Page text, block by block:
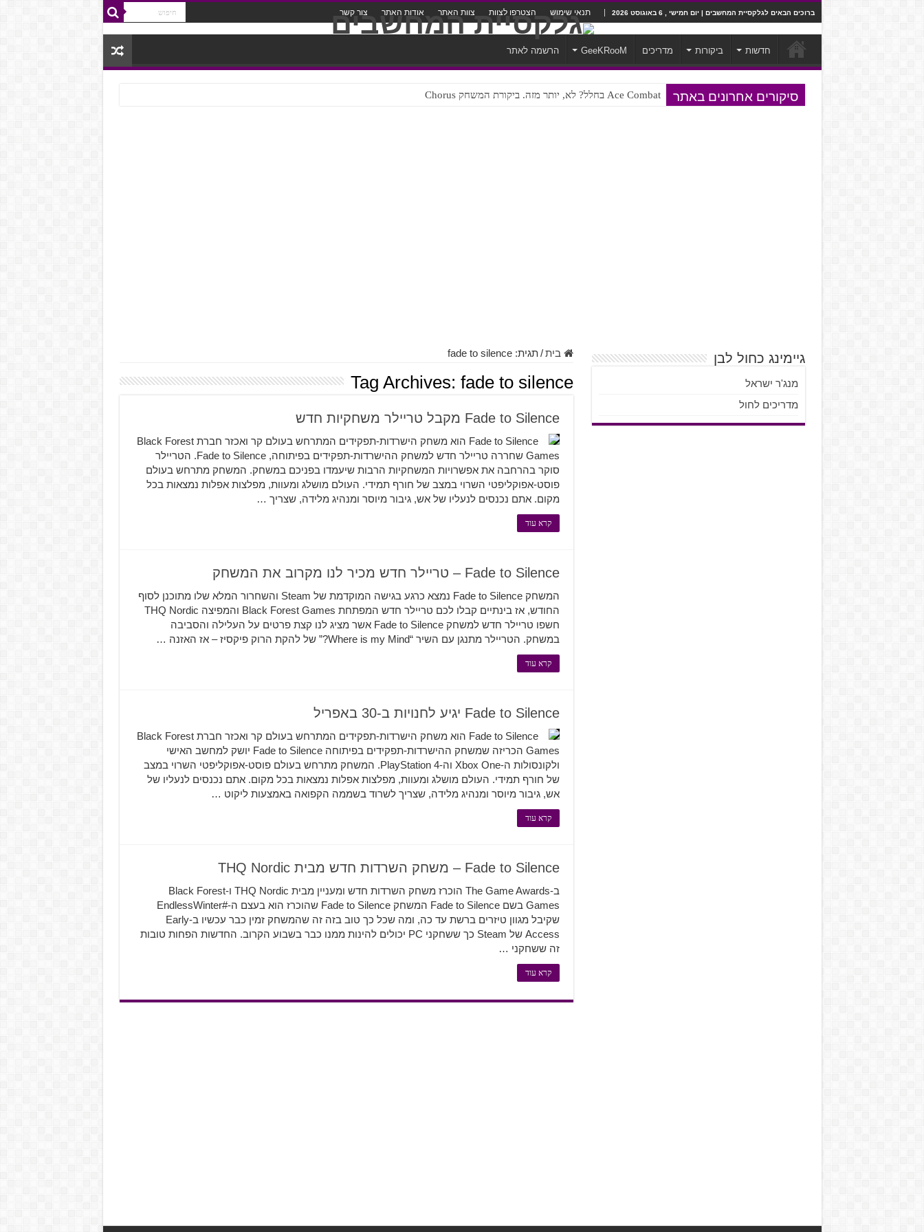
ברוכים הבאים לגלקסיית המחשבים | יום חמישי , 6 באוגוסט 2026 תנאי שימוש הצטרפו לצוות צוות האתר אודות האתר צור קשר
חדשות ביקורות מדריכים GeeKRooM הרשמה לאתר
סיקורים אחרונים באתר Ace Combat בחלל? לא, יותר מזה. ביקורת המשחק Chorus
Steven Universe והשירים שתורגמו בצורה נוראית לעברית
בית / תגית:fade to silence
Tag Archives: fade to silence
Fade to Silence מקבל טריילר משחקיות חדש
Fade to Silence הוא משחק הישרדות-תפקידים המתרחש בעולם קר ואכזר חברת Black Forest
Games שחררה טריילר חדש למשחק ההישרדות-תפקידים בפיתוחה, Fade to Silence. הטריילר
סוקר בהרחבה את אפשרויות המשחקיות הרבות שיעמדו בפניכם במשחק. המשחק מתרחש בעולם
פוסט-אפוקליפטי השרוי במצב של חורף תמידי. העולם מושלג ומעוות, מפלצות אפלות נמצאות בכל
מקום. אתם נכנסים לנעליו של אש, גיבור מיוסר ומנהיג מלידה, שצריך …
קרא עוד
Fade to Silence – טריילר חדש מכיר לנו מקרוב את המשחק
המשחק Fade to Silence נמצא כרגע בגישה המוקדמת של Steam והשחרור המלא שלו מתוכנן לסוף
החודש, אז בינתיים קבלו לכם טריילר חדש המפתחת Black Forest Games והמפיצה THQ Nordic
חשפו טריילר חדש למשחק Fade to Silence אשר מציג לנו קצת פרטים על העלילה והסביבה
במשחק. הטריילר מתנגן עם השיר “Where is my Mind?” של להקת הרוק פיקסיז – אז האזנה …
קרא עוד
Fade to Silence יגיע לחנויות ב-30 באפריל
Fade to Silence הוא משחק הישרדות-תפקידים המתרחש בעולם קר ואכזר חברת Black Forest
Games הכריזה שמשחק ההישרדות-תפקידים בפיתוחה Fade to Silence יושק למחשב האישי
ולקונסולות ה-Xbox One וה-PlayStation 4. המשחק מתרחש בעולם פוסט-אפוקליפטי השרוי במצב
של חורף תמידי. העולם מושלג ומעוות, מפלצות אפלות נמצאות בכל מקום. אתם נכנסים לנעליו של
אש, גיבור מיוסר ומנהיג מלידה, שצריך לשרוד בשממה הקפואה באמצעות ליקוט …
קרא עוד
Fade to Silence – משחק השרדות חדש מבית THQ Nordic
ב-The Game Awards הוכרז משחק השרדות חדש ומעניין מבית THQ Nordic ו-Black Forest
Games בשם Fade to Silence המשחק Fade to Silence שהוכרז הוא בעצם ה-#EndlessWinter
שקיבל מגוון טיזרים ברשת עד כה, ומה שכל כך טוב בזה זה שהמשחק זמין כבר עכשיו ב-Early
Access של Steam כך ששחקני PC יכולים להינות ממנו כבר בשבוע הקרוב. החדשות הפחות טובות
זה ששחקני …
קרא עוד
גיימינג כחול לבן
מנג'ר ישראל
מדריכים לחול